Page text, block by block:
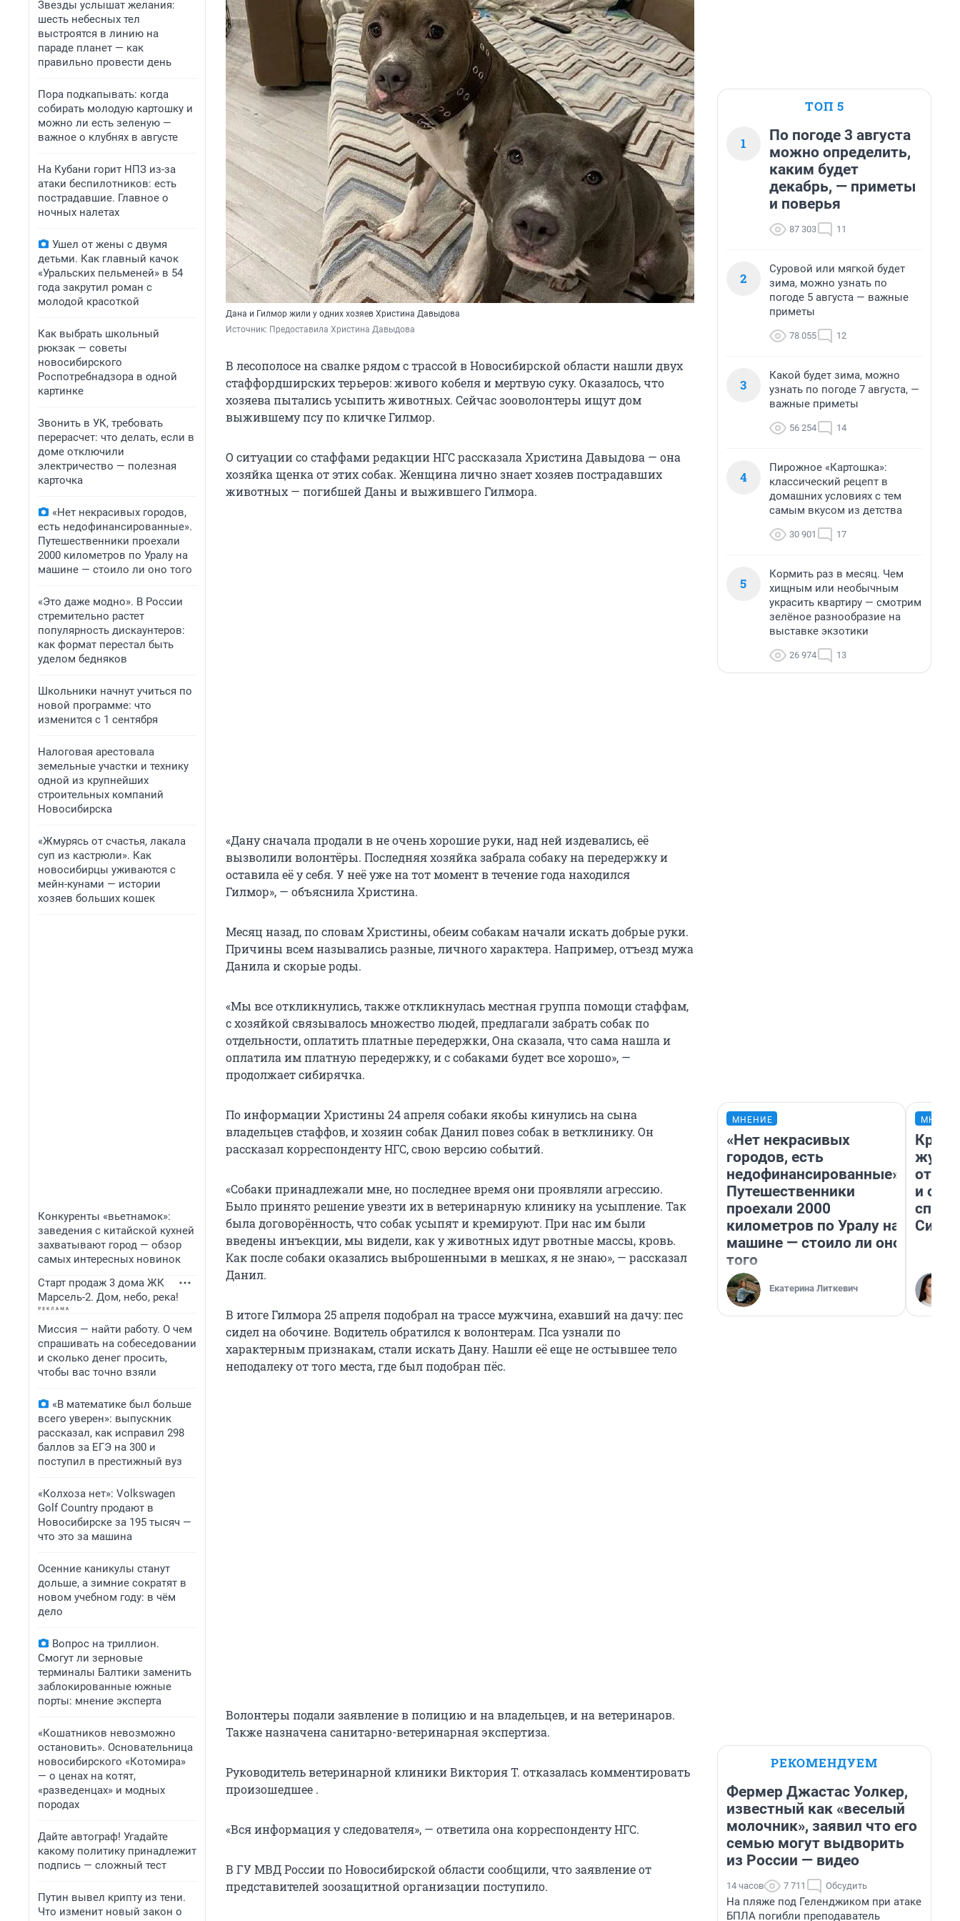
Звезды услышат желания:
шесть небесных тел
выстроятся в линию на
параде планет — как
правильно провести день
Пора подкапывать: когда
собирать молодую картошку и
можно ли есть зеленую —
важное о клубнях в августе
На Кубани горит НПЗ из-за
атаки беспилотников: есть
пострадавшие. Главное о
ночных налетах
Ушел от жены с двумя
детьми. Как главный качок
«Уральских пельменей» в 54
года закрутил роман с
молодой красоткой
Как выбрать школьный
рюкзак — советы
новосибирского
Роспотребнадзора в одной
картинке
Звонить в УК, требовать
перерасчет: что делать, если в
доме отключили
электричество — полезная
карточка
«Нет некрасивых городов,
есть недофинансированные».
Путешественники проехали
2000 километров по Уралу на
машине — стоило ли оно того
«Это даже модно». В России
стремительно растет
популярность дискаунтеров:
как формат перестал быть
уделом бедняков
Школьники начнут учиться по
новой программе: что
изменится с 1 сентября
Налоговая арестовала
земельные участки и технику
одной из крупнейших
строительных компаний
Новосибирска
«Жмурясь от счастья, лакала
суп из кастрюли». Как
новосибирцы уживаются с
мейн-кунами — истории
хозяев больших кошек
Конкуренты «вьетнамок»:
заведения с китайской кухней
захватывают город — обзор
самых интересных новинок
Старт продаж 3 дома ЖК
Марсель-2. Дом, небо, река!
Миссия — найти работу. О чем
спрашивать на собеседовании
и сколько денег просить,
чтобы вас точно взяли
«В математике был больше
всего уверен»: выпускник
рассказал, как исправил 298
баллов за ЕГЭ на 300 и
поступил в престижный вуз
«Колхоза нет»: Volkswagen
Golf Сountry продают в
Новосибирске за 195 тысяч —
что это за машина
Осенние каникулы станут
дольше, а зимние сократят в
новом учебном году: в чём
дело
Вопрос на триллион.
Смогут ли зерновые
терминалы Балтики заменить
заблокированные южные
порты: мнение эксперта
«Кошатников невозможно
остановить». Основательница
новосибирского «Котомира»
— о ценах на котят,
«разведенцах» и модных
породах
Дайте автограф! Угадайте
какому политику принадлежит
подпись — сложный тест
Путин вывел крипту из тени.
Что изменит новый закон о
Дана и Гилмор жили у одних хозяев Христина Давыдова
Источник: Предоставила Христина Давыдова
В лесополосе на свалке рядом с трассой в Новосибирской области нашли двух
стаффордширских терьеров: живого кобеля и мертвую суку. Оказалось, что
хозяева пытались усыпить животных. Сейчас зооволонтеры ищут дом
выжившему псу по кличке Гилмор.
О ситуации со стаффами редакции НГС рассказала Христина Давыдова — она
хозяйка щенка от этих собак. Женщина лично знает хозяев пострадавших
животных — погибшей Даны и выжившего Гилмора.
«Дану сначала продали в не очень хорошие руки, над ней издевались, её
вызволили волонтёры. Последняя хозяйка забрала собаку на передержку и
оставила её у себя. У неё уже на тот момент в течение года находился
Гилмор», — объяснила Христина.
Месяц назад, по словам Христины, обеим собакам начали искать добрые руки.
Причины всем назывались разные, личного характера. Например, отъезд мужа
Данила и скорые роды.
«Мы все откликнулись, также откликнулась местная группа помощи стаффам,
с хозяйкой связывалось множество людей, предлагали забрать собак по
отдельности, оплатить платные передержки, Она сказала, что сама нашла и
оплатила им платную передержку, и с собаками будет все хорошо», —
продолжает сибирячка.
По информации Христины 24 апреля собаки якобы кинулись на сына
владельцев стаффов, и хозяин собак Данил повез собак в ветклинику. Он
рассказал корреспонденту НГС, свою версию событий.
«Собаки принадлежали мне, но последнее время они проявляли агрессию.
Было принято решение увезти их в ветеринарную клинику на усыпление. Так
была договорённость, что собак усыпят и кремируют. При нас им были
введены инъекции, мы видели, как у животных идут рвотные массы, кровь.
Как после собаки оказались выброшенными в мешках, я не знаю», — рассказал
Данил.
В итоге Гилмора 25 апреля подобрал на трассе мужчина, ехавший на дачу: пес
сидел на обочине. Водитель обратился к волонтерам. Пса узнали по
характерным признакам, стали искать Дану. Нашли её еще не остывшее тело
неподалеку от того места, где был подобран пёс.
Волонтеры подали заявление в полицию и на владельцев, и на ветеринаров.
Также назначена санитарно-ветеринарная экспертиза.
Руководитель ветеринарной клиники Виктория Т. отказалась комментировать
произошедшее .
«Вся информация у следователя», — ответила она корреспонденту НГС.
В ГУ МВД России по Новосибирской области сообщили, что заявление от
представителей зоозащитной организации поступило.
ТОП 5
1
По погоде 3 августа
можно определить,
каким будет
декабрь, — приметы
и поверья
87 303 11
2
Суровой или мягкой будет
зима, можно узнать по
погоде 5 августа — важные
приметы
78 055 12
3
Какой будет зима, можно
узнать по погоде 7 августа, —
важные приметы
56 254 14
4
Пирожное «Картошка»:
классический рецепт в
домашних условиях с тем
самым вкусом из детства
30 901 17
5
Кормить раз в месяц. Чем
хищным или необычным
украсить квартиру — смотрим
зелёное разнообразие на
выставке экзотики
26 974 13
МНЕНИЕ
«Нет некрасивых
городов, есть
недофинансированные».
Путешественники
проехали 2000
километров по Уралу на
машине — стоило ли оно
того
Екатерина Литкевич
и
РЕКОМЕНДУЕМ
Фермер Джастас Уолкер,
известный как «веселый
молочник», заявил что его
семью могут выдворить
из России — видео
14 часов 7 711 Обсудить
На пляже под Геленджиком при атаке
БПЛА погибли преподаватель